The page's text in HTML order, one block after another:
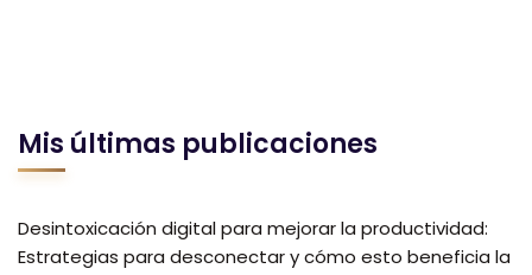
Mis últimas publicaciones
Desintoxicación digital para mejorar la productividad:
Estrategias para desconectar y cómo esto beneficia la